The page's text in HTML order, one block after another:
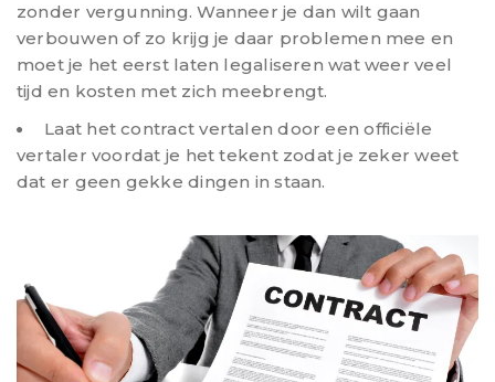
zonder vergunning. Wanneer je dan wilt gaan
verbouwen of zo krijg je daar problemen mee en
moet je het eerst laten legaliseren wat weer veel
tijd en kosten met zich meebrengt.
Laat het contract vertalen door een officiële
vertaler voordat je het tekent zodat je zeker weet
dat er geen gekke dingen in staan.